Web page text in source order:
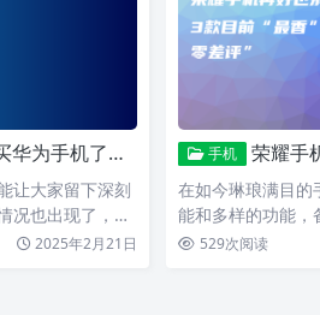
？4个原因很真实
让大家留下深刻
况也出现了，就
2025年2月21日
手机 荣耀手机再
在如今琳琅满目的
能和多样的功能，
品线丰富、型…
529次阅读